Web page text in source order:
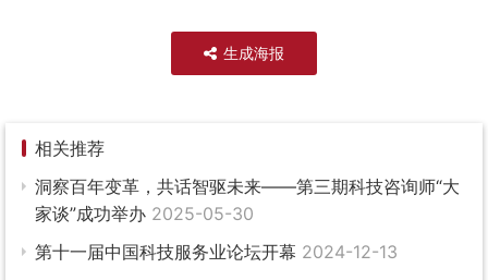
生成海报
相关推荐
洞察百年变革，共话智驱未来——第三期科技咨询师“大
家谈”成功举办 2025-05-30
第十一届中国科技服务业论坛开幕 2024-12-13